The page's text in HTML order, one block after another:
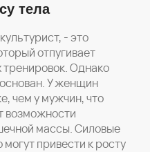
тела
- это
отпугивает
Однако
У женщин
чем у мужчин, что
возможности
массы. Силовые
привести к росту